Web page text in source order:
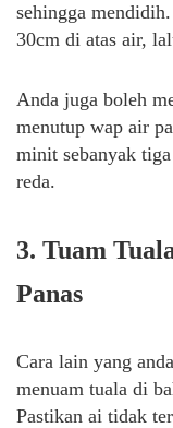
sehingga
30cm di atas air,
Anda juga boleh
menutup wap air
minit sebanyak
reda.
3. Tuam
Panas
Cara lain yang
menuam tuala di
Pastikan ai tidak